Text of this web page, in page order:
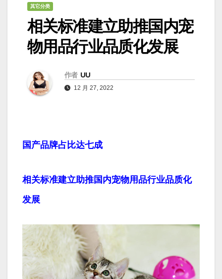
其它分类
相关标准建立助推国内宠
物用品行业品质化发展
作者 UU
12 月 27, 2022
国产品牌占比达七成
相关标准建立助推国内宠物用品行业品质化
发展